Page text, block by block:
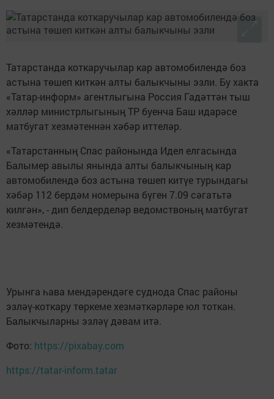
Татарстанда коткаручылар кар автомобилендә боз
астына төшеп киткән алты балыкчыны эзли. Бу хакта
«Татар-информ» агентлыгына Россия Гадәттән тыш
хәлләр министрлыгының ТР буенча Баш идарәсе
матбугат хезмәтеннән хәбәр иттеләр.
«Татарстанның Спас районында Идел елгасында
Балымер авылы янында алты балыкчының кар
автомобилендә боз астына төшеп китүе турындагы
хәбәр 112 бердәм номерына бүген 7.09 сәгатьтә
килгән», - дип белдерделәр ведомствоның матбугат
хезмәтендә.
Урынга һава мендәрендәге суднода Спас районы
эзләү-коткару төркеме хезмәткәрләре юл тоткан.
Балыкчыларны эзләү дәвам итә.
Фото: https://pixabay.com
https://tatar-inform.tatar